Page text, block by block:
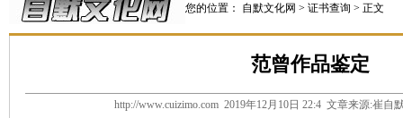
您的位置： 自默文化网 > 证书查询 > 正文
范曾作品鉴定
http://www.cuizimo.com 2019年12月10日 22:4 文章来源:崔自